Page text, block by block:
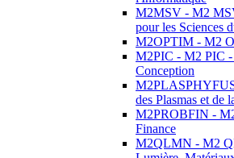
M2MSV - M2
pour les Sciences
M2OPTIM - M2
M2PIC - M2 PIC
Conception
des Plasmas et de
M2PROBFIN -
Finance
M2QLMN - M2